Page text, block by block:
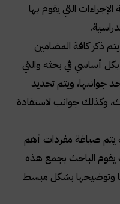
التي يقوم بها
.
ذكر كافة المضامين
بكل أساسي في بحثه والتي
جوانبها، ويتم تحديد
وكذلك جوانب لاستفادة
صياغة مفردات أهم
يقوم الباحث بجمع هذه
وتوضيحها بشكل مبسط